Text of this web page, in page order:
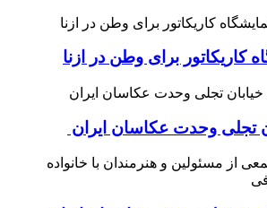
کاریکاتور برای وطن در ازنا
تجلی وحدت عکاسان ایران